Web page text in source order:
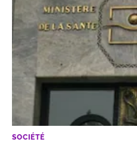
SOCIÉTÉ